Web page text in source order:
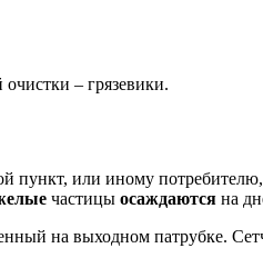
– грязевики.
пункт, или иному
частицы осаждаются на
на выходном патрубке.